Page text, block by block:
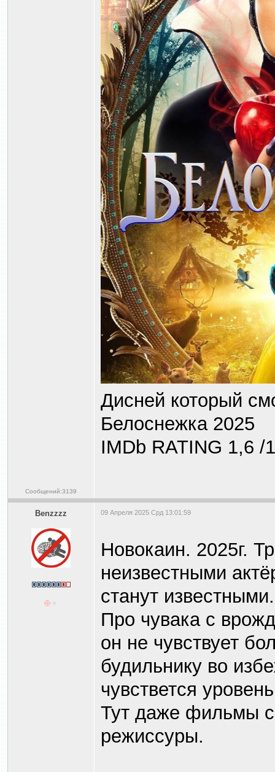
Сообщений:3139
Дисней который
Белоснежка 2025
IMDb RATING 1,6 /
Benzzzz 09 Апреля 2025 Срд 13:01:59
Новокаин. 2025г.
неизвестными
станут известными.
Про чувака с
он не чувствует
будильнику во
чувствется
Тут даже фильмы с
режиссуры.